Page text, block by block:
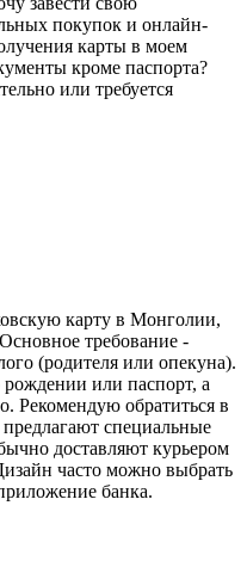
покупок и онлайн-
карты в моем
кроме паспорта?
или требуется
карту в Монголии,
требование -
(родителя или опекуна).
рождении или паспорт, а
Рекомендую обратиться в
специальные
доставляют курьером
часто можно выбрать
банка.